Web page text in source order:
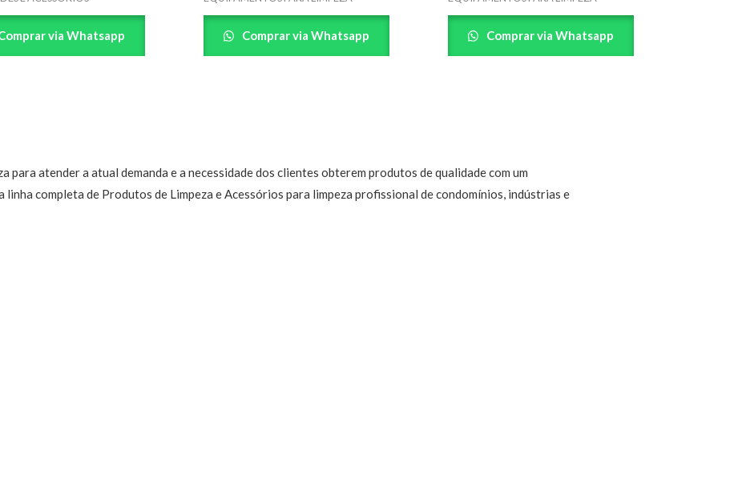
via Whatsapp Comprar via Whatsapp Comprar via Whatsapp
atender a atual demanda e a necessidade dos clientes obterem produtos de qualidade com um
completa de Produtos de Limpeza e Acessórios para limpeza profissional de condomínios, indústrias e